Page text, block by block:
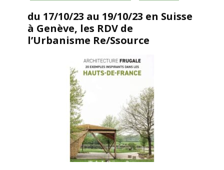
du 17/10/23 au 19/10/23 en Suisse
à Genève, les RDV de
l’Urbanisme Re/Ssource